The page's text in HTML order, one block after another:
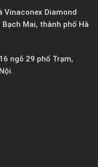
Vinaconex Diamond
Bạch Mai, thành phố Hà
ngõ 29 phố Trạm,